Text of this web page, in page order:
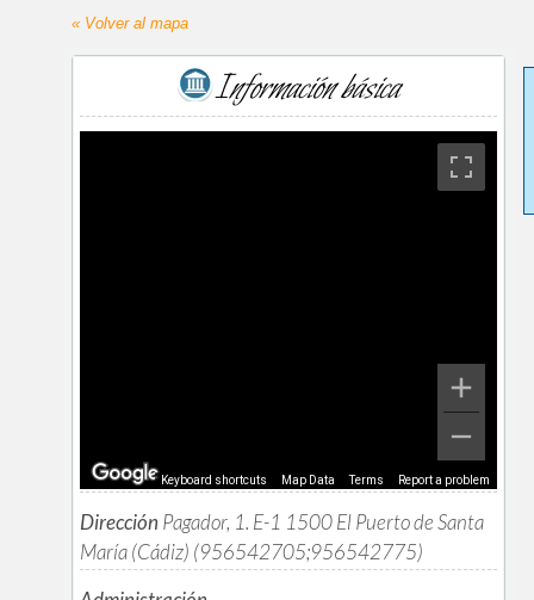
« Volver al mapa
Información básica
Keyboard shortcuts Map Data Terms Report a problem
Dirección Pagador, 1. E-1 1500 El Puerto de Santa
María (Cádiz) (956542705;956542775)